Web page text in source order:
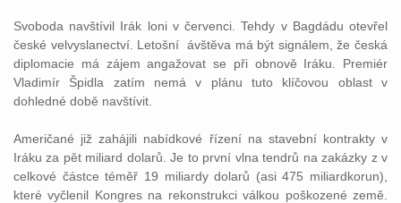
Svoboda navštívil Irák loni v červenci. Tehdy v Bagdádu otevřel
české velvyslanectví. Letošní ávštěva má být signálem, že česká
diplomacie má zájem angažovat se při obnově Iráku. Premiér
Vladimír Špidla zatím nemá v plánu tuto klíčovou oblast v
dohledné době navštívit.
Američané již zahájili nabídkové řízení na stavební kontrakty v
Iráku za pět miliard dolarů. Je to první vlna tendrů na zakázky z v
celkové částce téměř 19 miliardy dolarů (asi 475 miliardkorun),
které vyčlenil Kongres na rekonstrukci válkou poškozené země.